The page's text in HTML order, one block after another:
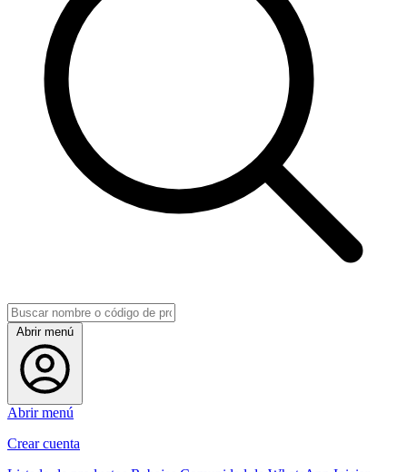
Abrir menú
Abrir menú
Crear cuenta